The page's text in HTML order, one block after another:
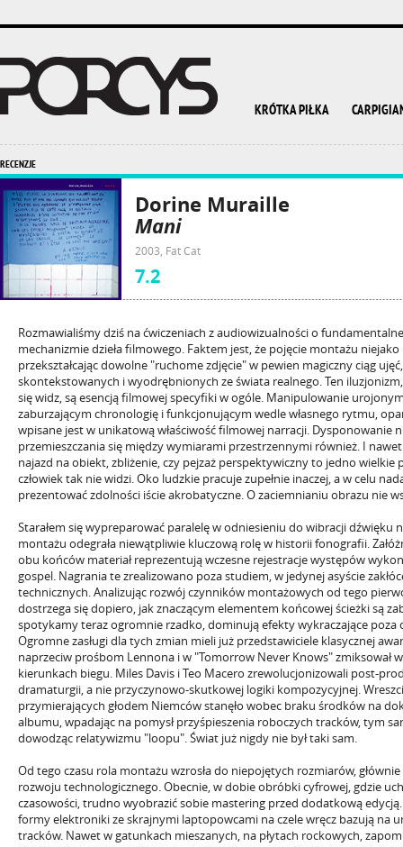
KRÓTKA PIŁKA
RECENZJE
Dorine Muraille
Mani
2003, Fat Cat
7.2
Rozmawialiśmy dziś na ćwiczeniach z audiowizualności o
mechanizmie dzieła filmowego. Faktem jest, że pojęcie montażu
przekształcając dowolne "ruchome zdjęcie" w pewien magiczny ciąg
skontekstowanych i wyodrębnionych ze świata realnego. Ten
się widz, są esencją filmowej specyfiki w ogóle. Manipulowanie
zaburzającym chronologię i funkcjonującym wedle własnego rytmu,
wpisane jest w unikatową właściwość filmowej narracji. Dysponowanie
przemieszczania się między wymiarami przestrzennymi również. I
najazd na obiekt, zbliżenie, czy pejzaż perspektywiczny to jedno wielkie
człowiek tak nie widzi. Oko ludzkie pracuje zupełnie inaczej, a w celu
prezentować zdolności iście akrobatyczne. O zaciemnianiu obrazu nie
Starałem się wypreparować paralelę w odniesieniu do wibracji dźwięku
montażu odegrała niewątpliwie kluczową rolę w historii fonografii.
obu końców materiał reprezentują wczesne rejestracje występów
gospel. Nagrania te zrealizowano poza studiem, w jedynej asyście
technicznych. Analizując rozwój czynników montażowych od tego
dostrzega się dopiero, jak znaczącym elementem końcowej ścieżki są
spotykamy teraz ogromnie rzadko, dominują efekty wykraczające poza
Ogromne zasługi dla tych zmian mieli już przedstawiciele klasycznej
naprzeciw prośbom Lennona i w "Tomorrow Never Knows" zmiksował
kierunkach biegu. Miles Davis i Teo Macero zrewolucjonizowali post-
dramaturgii, a nie przyczynowo-skutkowej logiki kompozycyjnej.
przymierających głodem Niemców stanęło wobec braku środków na
albumu, wpadając na pomysł przyśpieszenia roboczych tracków, tym
dowodząc relatywizmu "loopu". Świat już nigdy nie był taki sam.
Od tego czasu rola montażu wzrosła do niepojętych rozmiarów, głównie
rozwoju technologicznego. Obecnie, w dobie obróbki cyfrowej, gdzie
czasowości, trudno wyobrazić sobie mastering przed dodatkową
formy elektroniki ze skrajnymi laptopowcami na czele wręcz bazują na
tracków. Nawet w gatunkach mieszanych, na płytach rockowych,